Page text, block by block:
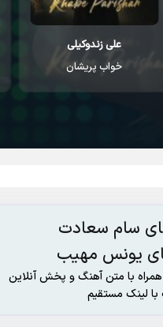
علی زندوکیلی
خواب پریشان
با متن آهنگ و پخش آنلاین
لینک مستقیم